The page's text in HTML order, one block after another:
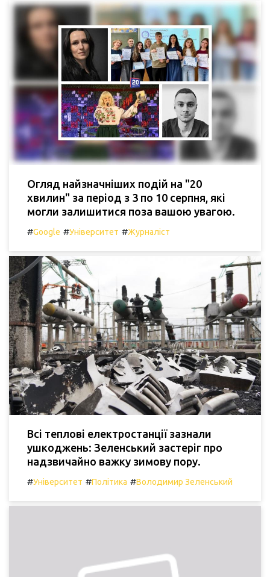
Огляд найзначніших подій на "20
хвилин" за період з 3 по 10 серпня, які
могли залишитися поза вашою увагою.
#Google #Університет #Журналіст
Всі теплові електростанції зазнали
ушкоджень: Зеленський застеріг про
надзвичайно важку зимову пору.
#Університет #Політика #Володимир Зеленський